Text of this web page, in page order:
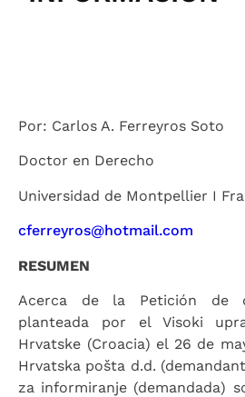
Por: Carlos A. Ferreyros Soto
Doctor en Derecho
Universidad de Montpellier I
cferreyros@hotmail.com
RESUMEN
Acerca de la Petición de
planteada por el Visoki
Hrvatske (Croacia) el 26 de
Hrvatska pošta d.d.
za informiranje (demandada)